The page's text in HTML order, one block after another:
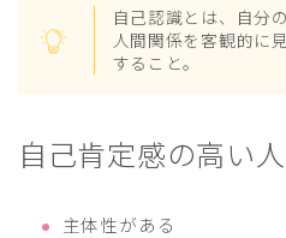
自己認識とは、自分
人間関係を客観的に
すること。
自己肯定感の高い
主体性がある